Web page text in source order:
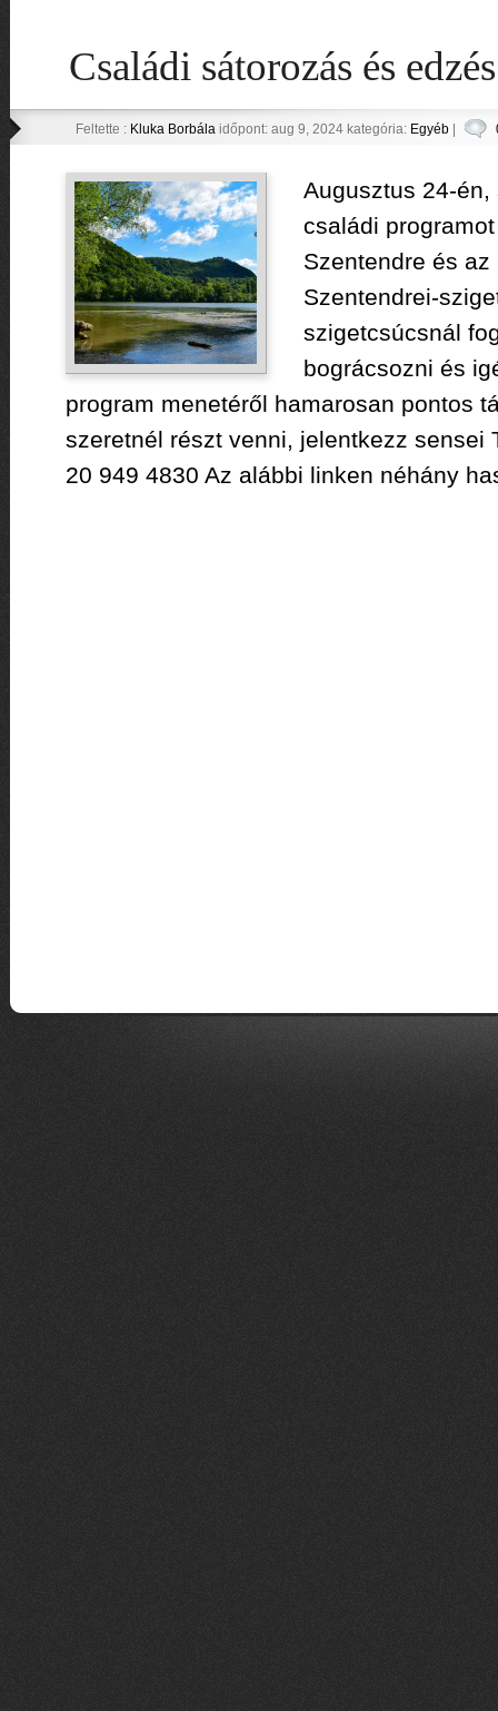
Családi sátorozás és
Feltette : Kluka Borbálaidőpont: aug 9, 2024 kategória: Egyéb|
Augusztus 24-
családi
Szentendre és
Szentendrei-
szigetcsúcsnál
bográcsozni és
program menetéről hamarosan pontos
szeretnél részt venni, jelentkezz sensei
20 949 4830 Az alábbi linken néhány